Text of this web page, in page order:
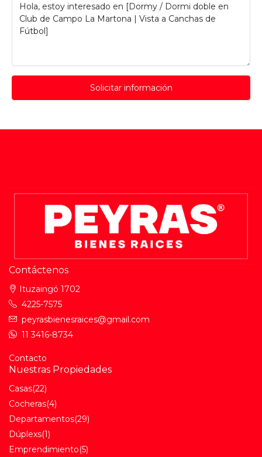
Solicitar información
Contáctenos
Ituzaingó 1702
4225-7575
peyrasbienesraices@gmail.com
11 3416-8734
Contacto
Nuestras Propiedades
Casas(22)
Cocheras(4)
Departamentos(29)
Dúplexs(1)
Emprendimiento(5)